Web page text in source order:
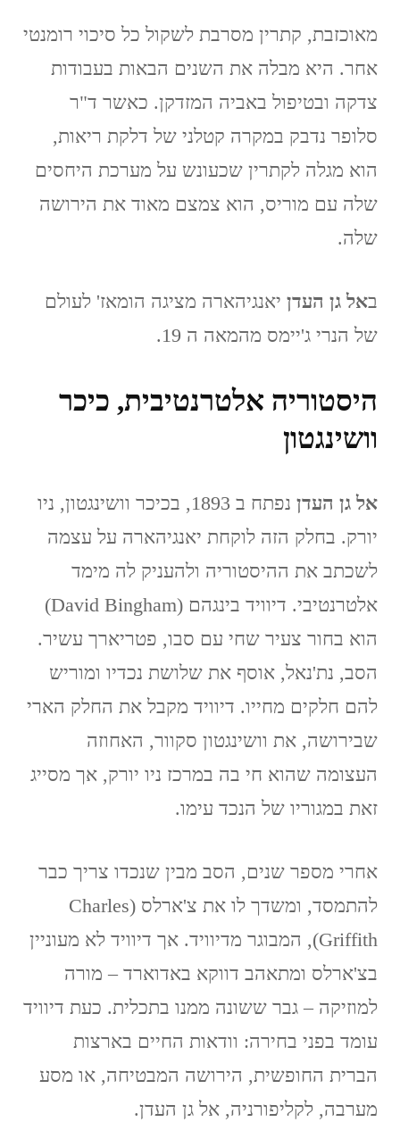
מאוכזבת, קתרין מסרבת לשקול כל סיכוי רומנטי
אחר. היא מבלה את השנים הבאות בעבודות
צדקה ובטיפול באביה המזדקן. כאשר ד"ר
סלופר נדבק במקרה קטלני של דלקת ריאות,
הוא מגלה לקתרין שכעונש על מערכת היחסים
שלה עם מוריס, הוא צמצם מאוד את הירושה
שלה.
באל גן העדן יאנגיהארה מציגה הומאז' לעולם
של הנרי ג'יימס מהמאה ה 19.
היסטוריה אלטרנטיבית, כיכר
וושינגטון
אל גן העדן
נפתח ב 1893, בכיכר וושינגטון, ניו
יורק. בחלק הזה לוקחת יאנגיהארה על עצמה
לשכתב את ההיסטוריה ולהעניק לה מימד
אלטרנטיבי. דיוויד בינגהם (David Bingham)
הוא בחור צעיר שחי עם סבו, פטריארך עשיר.
הסב, נת'נאל, אוסף את שלושת נכדיו ומוריש
להם חלקים מחייו. דיוויד מקבל את החלק הארי
שבירושה, את וושינגטון סקוור, האחוזה
העצומה שהוא חי בה במרכז ניו יורק, אך מסייג
זאת במגוריו של הנכד עימו.
אחרי מספר שנים, הסב מבין שנכדו צריך כבר
להתמסד, ומשדך לו את צ'ארלס (Charles
Griffith), המבוגר מדיוויד. אך דיוויד לא מעוניין
בצ'ארלס ומתאהב דווקא באדוארד – מורה
למוזיקה – גבר ששונה ממנו בתכלית. כעת דיוויד
עומד בפני בחירה: וודאות החיים בארצות
הברית החופשית, הירושה המבטיחה, או מסע
מערבה, לקליפורניה, אל גן העדן.